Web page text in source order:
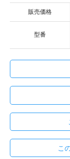
販売価格
型番
こ